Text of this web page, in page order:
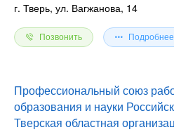
г. Тверь, ул. Вагжанова, 14
Позвонить Подробнее
Профессиональный союз
образования и науки
Тверская областная